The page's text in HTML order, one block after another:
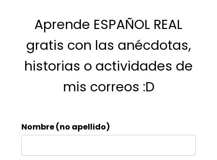
Aprende ESPAÑOL REAL
gratis con las anécdotas,
historias o actividades de
mis correos :D
Nombre (no apellido)